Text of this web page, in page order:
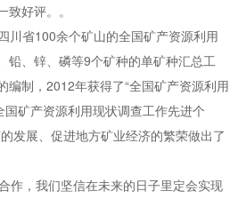
好评。。
省100余个矿山的全国矿产资源利用
铅、锌、磷等9个矿种的单矿种汇总工
编制，2012年获得了“全国矿产资源利用
国矿产资源利用现状调查工作先进个
发展、促进地方矿业经济的繁荣做出了
作，我们坚信在未来的日子里定会实现